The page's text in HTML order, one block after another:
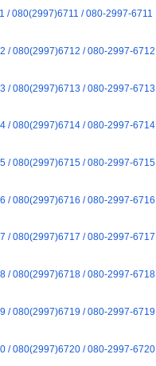
/ 080(2997)6711 / 080-2997-6711
/ 080(2997)6712 / 080-2997-6712
/ 080(2997)6713 / 080-2997-6713
/ 080(2997)6714 / 080-2997-6714
/ 080(2997)6715 / 080-2997-6715
/ 080(2997)6716 / 080-2997-6716
/ 080(2997)6717 / 080-2997-6717
/ 080(2997)6718 / 080-2997-6718
/ 080(2997)6719 / 080-2997-6719
/ 080(2997)6720 / 080-2997-6720